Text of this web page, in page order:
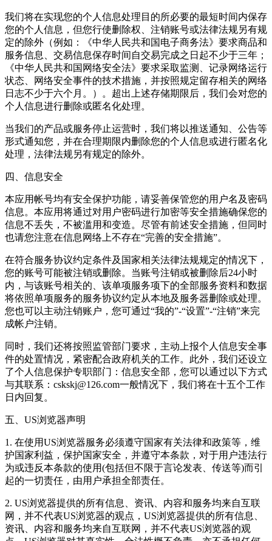
我们将在实现您的个人信息处理目的所必要的最短时间内保存
您的个人信息，但您行使删除权、注销账号或法律法规另有规
定的除外（例如：《中华人民共和国电子商务法》要求商品和
服务信息、交易信息保存时间自交易完成之日起不少于三年；
《中华人民共和国网络安全法》要求采取监测、记录网络运行
状态、网络安全事件的技术措施，并按照规定留存相关的网络
日志不少于六个月。）。超出上述存储期限后，我们会对您的
个人信息进行删除或匿名化处理。
当我们的产品或服务停止运营时，我们将以推送通知、公告等
形式通知您，并在合理期限内删除您的个人信息或进行匿名化
处理，法律法规另有规定的除外。
四、信息安全
本应用帐号均有安全保护功能，请妥善保管您的用户名及密码
信息。本应用将通过对用户密码进行加密等安全措施确保您的
信息不丢失，不被滥用和变造。尽管有前述安全措施，但同时
也请您注意在信息网络上不存在“完善的安全措施”。
在符合服务协议约定条件及国家相关法律法规规定的情况下，
您的账号可能被注销或删除。当账号注销或被删除后24小时
内，与该账号相关的、该单项服务项下的全部服务资料和数据
将依照单项服务的服务协议约定从本地及服务器删除或处理。
您也可以主动注销账户，您可通过“我的”-“设置”-“注销”来完
成帐户注销。
同时，我们还将按照监管部门要求，主动上报个人信息安全事
件的处置情况，紧密配合政府机关的工作。此外，我们还设立
了个人信息保护专职部门：信息安全部，您可以通过以下方式
与其联系：cskskj@126.com一般情况下，我们将在十五个工作
日内回复。
五、US浏览器声明
1. 在使用US浏览器服务必须遵守国家有关法律和政策等，维
护国家利益，保护国家安全，并遵守本条款，对于用户违法行
为或违反本条款的使用(包括但不限于言论发表、传送等)而引
起的一切责任，由用户承担全部责任。
2. US浏览器提供的所有信息、资讯、内容和服务均来自互联
网，并不代表US浏览器的观点，US浏览器提供的所有信息、
资讯、内容和服务均来自互联网，并不代表US浏览器的观